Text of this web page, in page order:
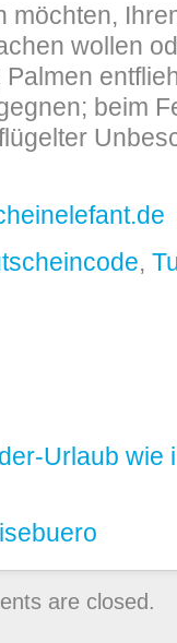
möchten,
wollen
beim
,
Urlaub wie
are closed.